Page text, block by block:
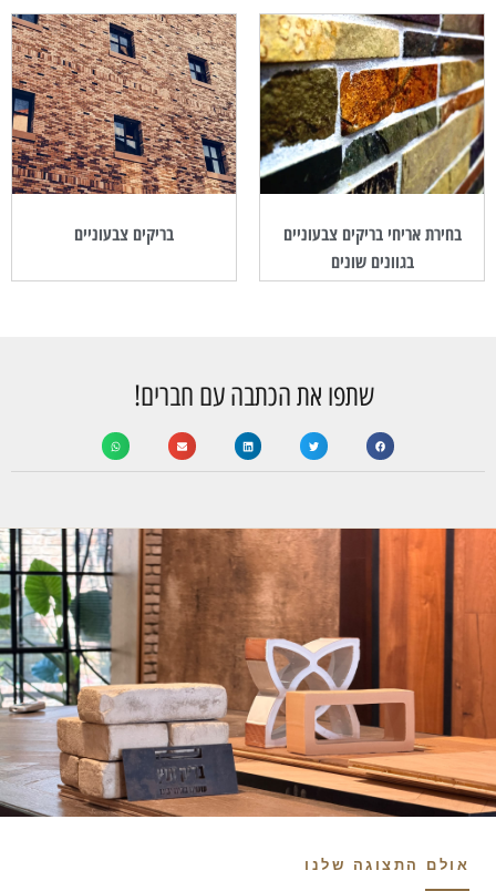
בחירת אריחי בריקים צבעוניים
בגוונים שונים
בריקים צבעוניים
שתפו את הכתבה עם חברים!
אולם התצוגה שלנו